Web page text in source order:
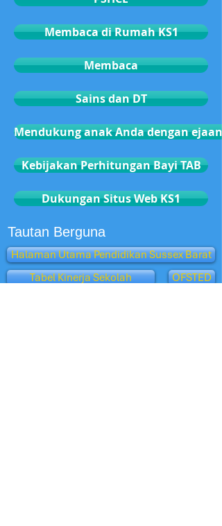
Membaca di Rumah KS1
Membaca
Sains dan DT
Mendukung anak Anda dengan
Kebijakan Perhitungan Bayi TAB
Dukungan Situs Web KS1
Tautan Berguna
Halaman Utama Pendidikan Sussex Barat
Tabel Kinerja Sekolah
OFSTED